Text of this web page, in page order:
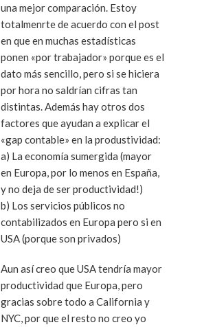
una mejor comparación. Estoy
totalmenrte de acuerdo con el post
en que en muchas estadísticas
ponen «por trabajador» porque es el
dato más sencillo, pero si se hiciera
por hora no saldrían cifras tan
distintas. Además hay otros dos
factores que ayudan a explicar el
«gap contable» en la produstividad:
a) La economía sumergida (mayor
en Europa, por lo menos en España,
y no deja de ser productividad!)
b) Los servicios públicos no
contabilizados en Europa pero si en
USA (porque son privados)
Aun así creo que USA tendría mayor
productividad que Europa, pero
gracias sobre todo a California y
NYC, por que el resto no creo yo